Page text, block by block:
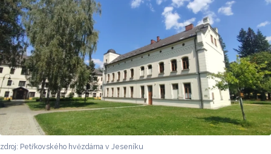
zdroj: Petřkovského hvězdárna v Jeseníku